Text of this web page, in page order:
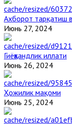
Ахборот тарқатиш
Июнь 27, 2024
Гиёҳвандлик иллати
Июнь 26, 2024
Ҳожилик мақоми
Июнь 25, 2024